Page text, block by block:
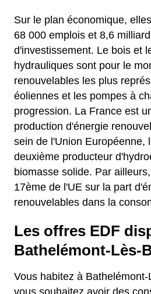
Sur le plan économique,
68 000 emplois et 8,6
d'investissement. Le bois et
hydrauliques sont pour le
renouvelables les plus
éoliennes et les pompes à
progression. La France est
production d'énergie
sein de l'Union Européenne,
deuxième producteur
biomasse solide. Par
17ème de l'UE sur la part
renouvelables dans la
Les offres EDF
Bathelémont-Lès-
Vous habitez à